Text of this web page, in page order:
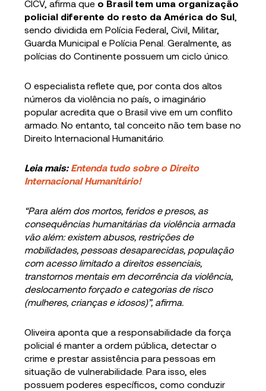
CICV, afirma que o Brasil tem uma organização
policial diferente do resto da América do Sul
sendo dividida em Polícia Federal, Civil, Militar,
Guarda Municipal e Polícia Penal. Geralmente, as
polícias do Continente possuem um ciclo único.
O especialista reflete que, por conta dos altos
números da violência no país, o imaginário
popular acredita que o Brasil vive em um conflito
armado. No entanto, tal conceito não tem base no
Direito Internacional Humanitário.
Leia mais: Entenda tudo sobre o Direito
Internacional Humanitário!
“Para além dos mortos, feridos e presos, as
consequências humanitárias da violência armada
vão além: existem abusos, restrições de
mobilidades, pessoas desaparecidas, população
com acesso limitado a direitos essenciais,
transtornos mentais em decorrência da violência,
deslocamento forçado e categorias de risco
(mulheres, crianças e idosos)”, afirma.
Oliveira aponta que a responsabilidade da força
policial é manter a ordem pública, detectar o
crime e prestar assistência para pessoas em
situação de vulnerabilidade. Para isso, eles
possuem poderes específicos, como conduzir